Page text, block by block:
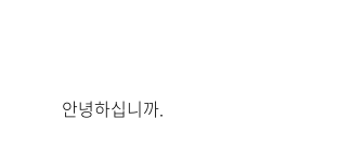
안녕하십니까.